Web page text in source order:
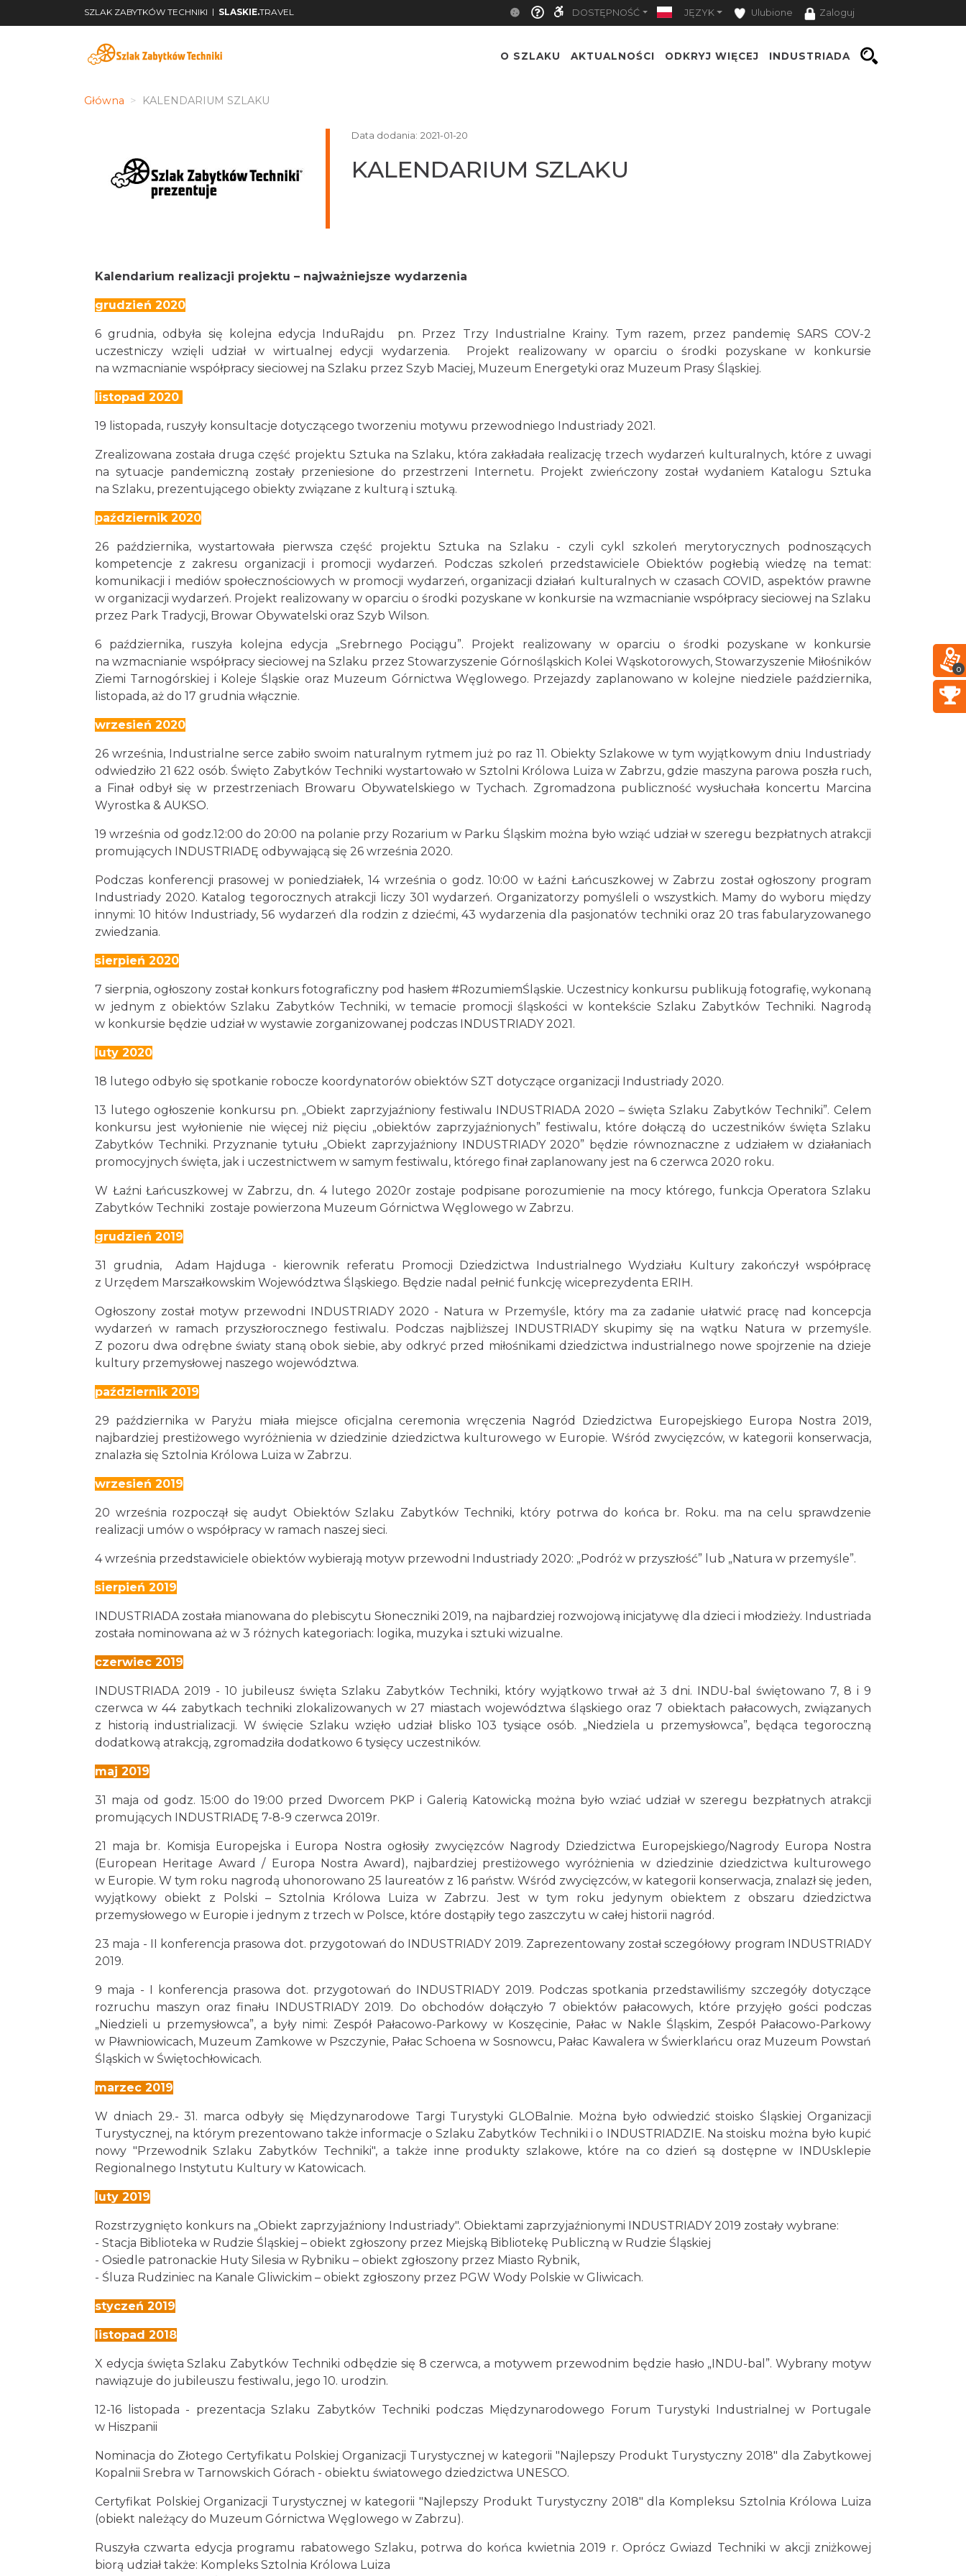
SZLAK ZABYTKÓW TECHNIKI | SLASKIE.TRAVEL DOSTĘPNOŚĆ JĘZYK Ulubione Zaloguj
O SZLAKU AKTUALNOŚCI ODKRYJ WIĘCEJ INDUSTRIADA
Główna KALENDARIUM SZLAKU
Data dodania: 2021-01-20
KALENDARIUM SZLAKU
Kalendarium realizacji projektu – najważniejsze wydarzenia
grudzień 2020
6 grudnia, odbyła się kolejna edycja InduRajdu pn. Przez Trzy Industrialne Krainy. Tym razem, przez pandemię SARS COV-2
uczestniczy wzięli udział w wirtualnej edycji wydarzenia. Projekt realizowany w oparciu o środki pozyskane w konkursie
na wzmacnianie współpracy sieciowej na Szlaku przez Szyb Maciej, Muzeum Energetyki oraz Muzeum Prasy Śląskiej.
listopad 2020
19 listopada, ruszyły konsultacje dotyczącego tworzeniu motywu przewodniego Industriady 2021.
Zrealizowana została druga część projektu Sztuka na Szlaku, która zakładała realizację trzech wydarzeń kulturalnych, które z uwagi
na sytuacje pandemiczną zostały przeniesione do przestrzeni Internetu. Projekt zwieńczony został wydaniem Katalogu Sztuka
na Szlaku, prezentującego obiekty związane z kulturą i sztuką.
październik 2020
26 października, wystartowała pierwsza część projektu Sztuka na Szlaku - czyli cykl szkoleń merytorycznych podnoszących
kompetencje z zakresu organizacji i promocji wydarzeń. Podczas szkoleń przedstawiciele Obiektów pogłebią wiedzę na temat:
komunikacji i mediów społecznościowych w promocji wydarzeń, organizacji działań kulturalnych w czasach COVID, aspektów prawne
w organizacji wydarzeń. Projekt realizowany w oparciu o środki pozyskane w konkursie na wzmacnianie współpracy sieciowej na Szlaku
przez Park Tradycji, Browar Obywatelski oraz Szyb Wilson.
6 października, ruszyła kolejna edycja „Srebrnego Pociągu”. Projekt realizowany w oparciu o środki pozyskane w konkursie
na wzmacnianie współpracy sieciowej na Szlaku przez Stowarzyszenie Górnośląskich Kolei Wąskotorowych, Stowarzyszenie Miłośników
Ziemi Tarnogórskiej i Koleje Śląskie oraz Muzeum Górnictwa Węglowego. Przejazdy zaplanowano w kolejne niedziele października,
listopada, aż do 17 grudnia włącznie.
wrzesień 2020
26 września, Industrialne serce zabiło swoim naturalnym rytmem już po raz 11. Obiekty Szlakowe w tym wyjątkowym dniu Industriady
odwiedziło 21 622 osób. Święto Zabytków Techniki wystartowało w Sztolni Królowa Luiza w Zabrzu, gdzie maszyna parowa poszła ruch,
a Finał odbył się w przestrzeniach Browaru Obywatelskiego w Tychach. Zgromadzona publiczność wysłuchała koncertu Marcina
Wyrostka & AUKSO.
19 września od godz.12:00 do 20:00 na polanie przy Rozarium w Parku Śląskim można było wziąć udział w szeregu bezpłatnych atrakcji
promujących INDUSTRIADĘ odbywającą się 26 września 2020.
Podczas konferencji prasowej w poniedziałek, 14 września o godz. 10:00 w Łaźni Łańcuszkowej w Zabrzu został ogłoszony program
Industriady 2020. Katalog tegorocznych atrakcji liczy 301 wydarzeń. Organizatorzy pomyśleli o wszystkich. Mamy do wyboru między
innymi: 10 hitów Industriady, 56 wydarzeń dla rodzin z dziećmi, 43 wydarzenia dla pasjonatów techniki oraz 20 tras fabularyzowanego
zwiedzania.
sierpień 2020
7 sierpnia, ogłoszony został konkurs fotograficzny pod hasłem #RozumiemŚląskie. Uczestnicy konkursu publikują fotografię, wykonaną
w jednym z obiektów Szlaku Zabytków Techniki, w temacie promocji śląskości w kontekście Szlaku Zabytków Techniki. Nagrodą
w konkursie będzie udział w wystawie zorganizowanej podczas INDUSTRIADY 2021.
luty 2020
18 lutego odbyło się spotkanie robocze koordynatorów obiektów SZT dotyczące organizacji Industriady 2020.
13 lutego ogłoszenie konkursu pn. „Obiekt zaprzyjaźniony festiwalu INDUSTRIADA 2020 – święta Szlaku Zabytków Techniki”. Celem
konkursu jest wyłonienie nie więcej niż pięciu „obiektów zaprzyjaźnionych” festiwalu, które dołączą do uczestników święta Szlaku
Zabytków Techniki. Przyznanie tytułu „Obiekt zaprzyjaźniony INDUSTRIADY 2020” będzie równoznaczne z udziałem w działaniach
promocyjnych święta, jak i uczestnictwem w samym festiwalu, którego finał zaplanowany jest na 6 czerwca 2020 roku.
W Łaźni Łańcuszkowej w Zabrzu, dn. 4 lutego 2020r zostaje podpisane porozumienie na mocy którego, funkcja Operatora Szlaku
Zabytków Techniki zostaje powierzona Muzeum Górnictwa Węglowego w Zabrzu.
grudzień 2019
31 grudnia, Adam Hajduga - kierownik referatu Promocji Dziedzictwa Industrialnego Wydziału Kultury zakończył współpracę
z Urzędem Marszałkowskim Województwa Śląskiego. Będzie nadal pełnić funkcję wiceprezydenta ERIH.
Ogłoszony został motyw przewodni INDUSTRIADY 2020 - Natura w Przemyśle, który ma za zadanie ułatwić pracę nad koncepcja
wydarzeń w ramach przyszłorocznego festiwalu. Podczas najbliższej INDUSTRIADY skupimy się na wątku Natura w przemyśle.
Z pozoru dwa odrębne światy staną obok siebie, aby odkryć przed miłośnikami dziedzictwa industrialnego nowe spojrzenie na dzieje
kultury przemysłowej naszego województwa.
październik 2019
29 października w Paryżu miała miejsce oficjalna ceremonia wręczenia Nagród Dziedzictwa Europejskiego Europa Nostra 2019,
najbardziej prestiżowego wyróżnienia w dziedzinie dziedzictwa kulturowego w Europie. Wśród zwycięzców, w kategorii konserwacja,
znalazła się Sztolnia Królowa Luiza w Zabrzu.
wrzesień 2019
20 września rozpoczął się audyt Obiektów Szlaku Zabytków Techniki, który potrwa do końca br. Roku. ma na celu sprawdzenie
realizacji umów o współpracy w ramach naszej sieci.
4 września przedstawiciele obiektów wybierają motyw przewodni Industriady 2020: „Podróż w przyszłość” lub „Natura w przemyśle”.
sierpień 2019
INDUSTRIADA została mianowana do plebiscytu Słoneczniki 2019, na najbardziej rozwojową inicjatywę dla dzieci i młodzieży. Industriada
została nominowana aż w 3 różnych kategoriach: logika, muzyka i sztuki wizualne.
czerwiec 2019
INDUSTRIADA 2019 - 10 jubileusz święta Szlaku Zabytków Techniki, który wyjątkowo trwał aż 3 dni. INDU-bal świętowano 7, 8 i 9
czerwca w 44 zabytkach techniki zlokalizowanych w 27 miastach województwa śląskiego oraz 7 obiektach pałacowych, związanych
z historią industrializacji. W święcie Szlaku wzięło udział blisko 103 tysiące osób. „Niedziela u przemysłowca”, będąca tegoroczną
dodatkową atrakcją, zgromadziła dodatkowo 6 tysięcy uczestników.
maj 2019
31 maja od godz. 15:00 do 19:00 przed Dworcem PKP i Galerią Katowicką można było wziać udział w szeregu bezpłatnych atrakcji
promujących INDUSTRIADĘ 7-8-9 czerwca 2019r.
21 maja br. Komisja Europejska i Europa Nostra ogłosiły zwycięzców Nagrody Dziedzictwa Europejskiego/Nagrody Europa Nostra
(European Heritage Award / Europa Nostra Award), najbardziej prestiżowego wyróżnienia w dziedzinie dziedzictwa kulturowego
w Europie. W tym roku nagrodą uhonorowano 25 laureatów z 16 państw. Wśród zwycięzców, w kategorii konserwacja, znalazł się jeden,
wyjątkowy obiekt z Polski – Sztolnia Królowa Luiza w Zabrzu. Jest w tym roku jedynym obiektem z obszaru dziedzictwa
przemysłowego w Europie i jednym z trzech w Polsce, które dostąpiły tego zaszczytu w całej historii nagród.
23 maja - II konferencja prasowa dot. przygotowań do INDUSTRIADY 2019. Zaprezentowany został sczegółowy program INDUSTRIADY
2019.
9 maja - I konferencja prasowa dot. przygotowań do INDUSTRIADY 2019. Podczas spotkania przedstawiliśmy szczegóły dotyczące
rozruchu maszyn oraz finału INDUSTRIADY 2019. Do obchodów dołączyło 7 obiektów pałacowych, które przyjęło gości podczas
„Niedzieli u przemysłowca”, a były nimi: Zespół Pałacowo-Parkowy w Koszęcinie, Pałac w Nakle Śląskim, Zespół Pałacowo-Parkowy
w Pławniowicach, Muzeum Zamkowe w Pszczynie, Pałac Schoena w Sosnowcu, Pałac Kawalera w Świerklańcu oraz Muzeum Powstań
Śląskich w Świętochłowicach.
marzec 2019
W dniach 29.- 31. marca odbyły się Międzynarodowe Targi Turystyki GLOBalnie. Można było odwiedzić stoisko Śląskiej Organizacji
Turystycznej, na którym prezentowano także informacje o Szlaku Zabytków Techniki i o INDUSTRIADZIE. Na stoisku można było kupić
nowy "Przewodnik Szlaku Zabytków Techniki", a także inne produkty szlakowe, które na co dzień są dostępne w INDUsklepie
Regionalnego Instytutu Kultury w Katowicach.
luty 2019
Rozstrzygnięto konkurs na „Obiekt zaprzyjaźniony Industriady". Obiektami zaprzyjaźnionymi INDUSTRIADY 2019 zostały wybrane:
- Stacja Biblioteka w Rudzie Śląskiej – obiekt zgłoszony przez Miejską Bibliotekę Publiczną w Rudzie Śląskiej
- Osiedle patronackie Huty Silesia w Rybniku – obiekt zgłoszony przez Miasto Rybnik,
- Śluza Rudziniec na Kanale Gliwickim – obiekt zgłoszony przez PGW Wody Polskie w Gliwicach.
styczeń 2019
listopad 2018
X edycja święta Szlaku Zabytków Techniki odbędzie się 8 czerwca, a motywem przewodnim będzie hasło „INDU-bal”. Wybrany motyw
nawiązuje do jubileuszu festiwalu, jego 10. urodzin.
12-16 listopada - prezentacja Szlaku Zabytków Techniki podczas Międzynarodowego Forum Turystyki Industrialnej w Portugale
w Hiszpanii
Nominacja do Złotego Certyfikatu Polskiej Organizacji Turystycznej w kategorii "Najlepszy Produkt Turystyczny 2018" dla Zabytkowej
Kopalnii Srebra w Tarnowskich Górach - obiektu światowego dziedzictwa UNESCO.
Certyfikat Polskiej Organizacji Turystycznej w kategorii "Najlepszy Produkt Turystyczny 2018" dla Kompleksu Sztolnia Królowa Luiza
(obiekt należący do Muzeum Górnictwa Węglowego w Zabrzu).
Ruszyła czwarta edycja programu rabatowego Szlaku, potrwa do końca kwietnia 2019 r. Oprócz Gwiazd Techniki w akcji zniżkowej
biorą udział także: Kompleks Sztolnia Królowa Luiza
0